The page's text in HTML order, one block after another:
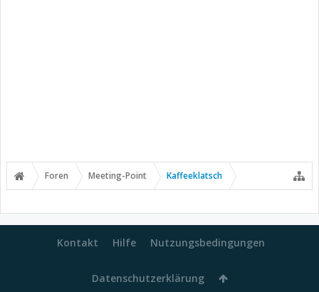
Foren Meeting-Point Kaffeeklatsch
Kontakt Hilfe Nutzungsbedingungen
Datenschutzerklärung